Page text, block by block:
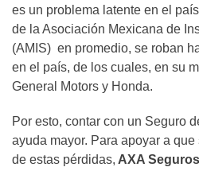
es un problema latente en el
de la Asociación Mexicana de
(AMIS) en promedio, se roban
en el país, de los cuales, en su
General Motors y Honda.
Por esto, contar con un Seguro
ayuda mayor. Para apoyar a
de estas pérdidas, AXA Seguros